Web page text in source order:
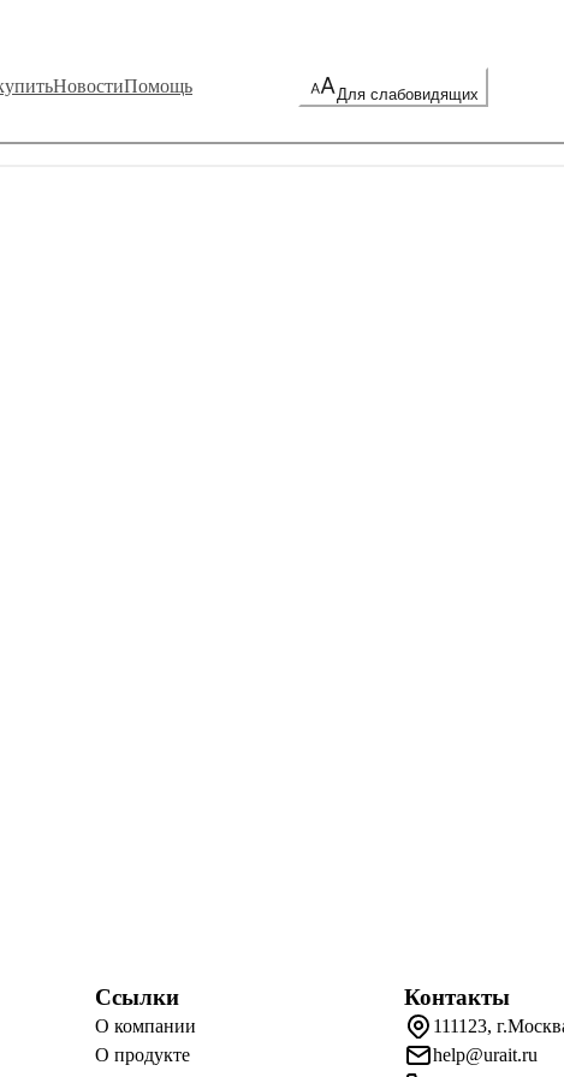
НовостиПомощь Для слабовидящих
Ссылки
О компании
О продукте
Контакты
111123,
help@urait.ru